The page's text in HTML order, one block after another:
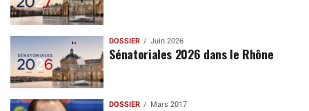
DOSSIER Juin 2026
Sénatoriales 2026 dans le Rhône
DOSSIER Mars 2017